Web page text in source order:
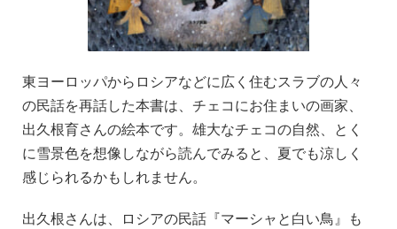
東ヨーロッパからロシアなどに広く住むスラブの人々
の民話を再話した本書は、チェコにお住まいの画家、
出久根育さんの絵本です。雄大なチェコの自然、とく
に雪景色を想像しながら読んでみると、夏でも涼しく
感じられるかもしれません。
出久根さんは、ロシアの民話『マーシャと白い鳥』も